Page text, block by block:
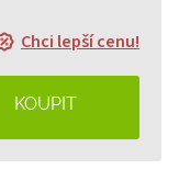
Chci lepší cenu!